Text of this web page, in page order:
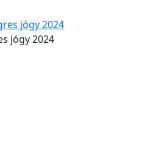
jógy 2024